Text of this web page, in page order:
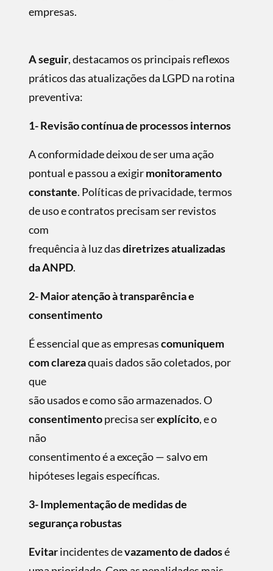
empresas.
A seguir, destacamos os principais reflexos
práticos das atualizações da LGPD na rotina
preventiva:
1- Revisão contínua de processos internos
A conformidade deixou de ser uma ação
pontual e passou a exigirmonitoramento
constante. Políticas de privacidade, termos
de uso e contratos precisam ser revistos
com
frequência à luz dasdiretrizes atualizadas
da ANPD.
2- Maior atenção à transparência e
consentimento
É essencial que as empresascomuniquem
com clarezaquais dados são coletados, por
que
são usados e como são armazenados. O
consentimentoprecisa serexplícito, e o
não
consentimento é a exceção — salvo em
hipóteses legais específicas.
3- Implementação de medidas de
segurança robustas
Evitarincidentes devazamento de dadosé